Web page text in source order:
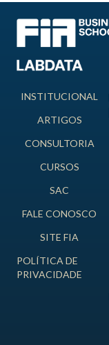
INSTITUCIONAL
ARTIGOS
CONSULTORIA
CURSOS
SAC
FALE CONOSCO
SITE FIA
POLÍTICA DE
PRIVACIDADE